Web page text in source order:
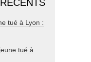
tué à Lyon :
tué à